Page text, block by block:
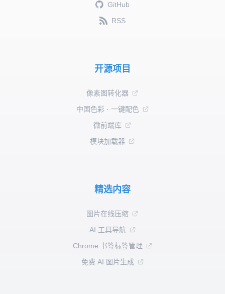
GitHub
RSS
开源项目
像素图转化器
中国色彩 · 一键配色
微前端库
模块加载器
精选内容
图片在线压缩
AI 工具导航
Chrome 书签标签管理
免费 AI 图片生成